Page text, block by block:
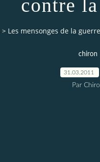
contre
> Les mensonges de la
chiron
31.03.2011
Par